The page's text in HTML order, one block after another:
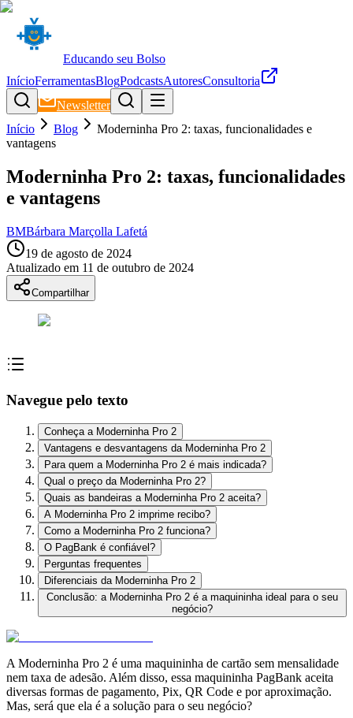
Educando seu Bolso
InícioFerramentasBlogPodcastsAutoresConsultoria
Newsletter
Início
Blog
Moderninha Pro 2: taxas, funcionalidades e
vantagens
Moderninha Pro 2: taxas, funcionalidades
e vantagens
BMBárbara Marçolla Lafetá
19 de agosto de 2024
Atualizado em 11 de outubro de 2024
Compartilhar
Navegue pelo texto
Conheça a Moderninha Pro 2
Vantagens e desvantagens da Moderninha Pro 2
Para quem a Moderninha Pro 2 é mais indicada?
Qual o preço da Moderninha Pro 2?
Quais as bandeiras a Moderninha Pro 2 aceita?
A Moderninha Pro 2 imprime recibo?
Como a Moderninha Pro 2 funciona?
O PagBank é confiável?
Perguntas frequentes
Diferenciais da Moderninha Pro 2
Conclusão: a Moderninha Pro 2 é a maquininha ideal para o seu
negócio?
A Moderninha Pro 2 é uma maquininha de cartão sem mensalidade
nem taxa de adesão. Além disso, essa maquininha PagBank aceita
diversas formas de pagamento, Pix, QR Code e por aproximação.
Mas, será que ela é a solução para o seu negócio?